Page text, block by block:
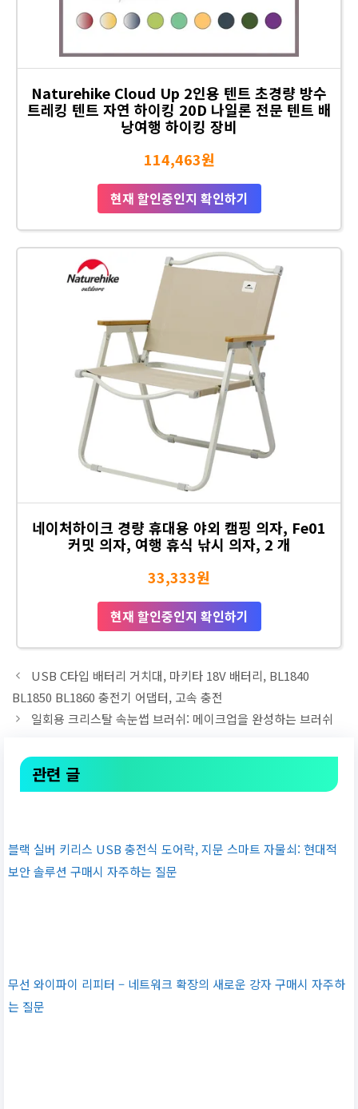
Naturehike Cloud Up 2인용 텐트 초경량 방수
트레킹 텐트 자연 하이킹 20D 나일론 전문 텐트 배
낭여행 하이킹 장비
114,463원
현재 할인중인지 확인하기
네이처하이크 경량 휴대용 야외 캠핑 의자, Fe01
커밋 의자, 여행 휴식 낚시 의자, 2 개
33,333원
현재 할인중인지 확인하기
USB C타입 배터리 거치대, 마키타 18V 배터리, BL1840
BL1850 BL1860 충전기 어댑터, 고속 충전
일회용 크리스탈 속눈썹 브러쉬: 메이크업을 완성하는 브러쉬
관련 글
블랙 실버 키리스 USB 충전식 도어락, 지문 스마트 자물쇠: 현대적
보안 솔루션 구매시 자주하는 질문
무선 와이파이 리피터 – 네트워크 확장의 새로운 강자 구매시 자주하
는 질문